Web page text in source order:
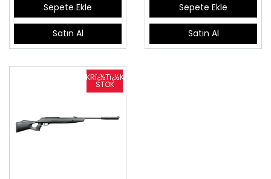
Sepete Ekle
Satın Al
Sepete Ekle
Satın Al